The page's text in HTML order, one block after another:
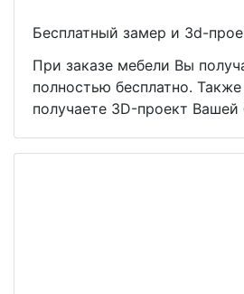
Бесплатный замер и 3d-
При заказе мебели Вы
полностью бесплатно.
получаете 3D-проект